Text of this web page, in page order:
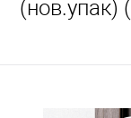
(нов.упак)